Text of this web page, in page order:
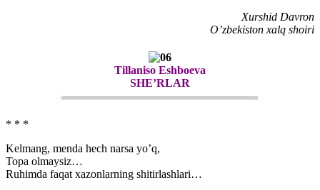
Xurshid Davron
O’zbekiston xalq shoiri
Tillaniso Eshboeva
SHE’RLAR
* * *
Kelmang, menda hech narsa yo’q,
Topa olmaysiz…
Ruhimda faqat xazonlarning shitirlashlari…